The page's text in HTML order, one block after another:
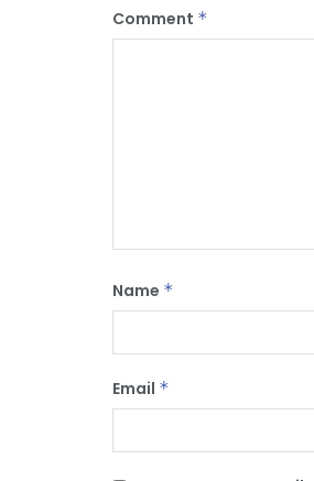
Comment *
Name *
Email *